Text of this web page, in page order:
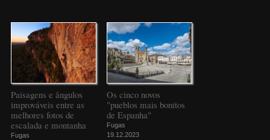
Paisagens e ângulos
improváveis entre as
melhores fotos de
escalada e montanha
Fugas
Os cinco novos
"pueblos mais bonitos
de Espanha"
Fugas
19.12.2023